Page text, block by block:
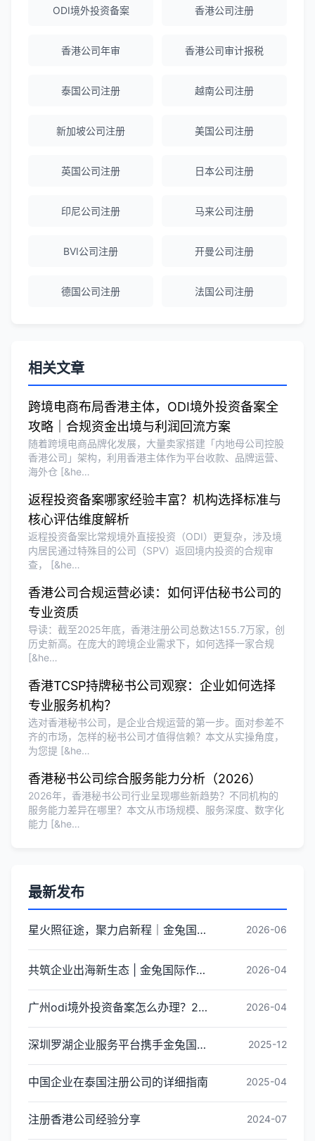
陈经理 ★★★★★
Emma Zhang ★★★★★
越南公司注册全程指导，文件准备非常专
泰国公司注册和银行开户服务高效，推
刘总
泰国BOI申请+建厂规划一站式服务，完
美！
Olivia Wang ★★★★★
香港公司注册和审计服务专业高效，非常
ODI境外投资备案 香港公司注册
香港公司年审 香港公司审计报税
泰国公司注册 越南公司注册
新加坡公司注册 美国公司注册
英国公司注册 日本公司注册
印尼公司注册 马来公司注册
BVI公司注册 开曼公司注册
德国公司注册 法国公司注册
相关文章
跨境电商布局香港主体，ODI境外投资备案全
攻略｜合规资金出境与利润回流方案
随着跨境电商品牌化发展，大量卖家搭建「内地母公司控股
香港公司」架构，利用香港主体作为平台收款、品牌运营、
海外仓 [&he…
返程投资备案哪家经验丰富？机构选择标准与
核心评估维度解析
返程投资备案比常规境外直接投资（ODI）更复杂，涉及境
内居民通过特殊目的公司（SPV）返回境内投资的合规审
查， [&he…
香港公司合规运营必读：如何评估秘书公司的
专业资质
导读：截至2025年底，香港注册公司总数达155.7万家，创
历史新高。在庞大的跨境企业需求下，如何选择一家合规
[&he…
香港TCSP持牌秘书公司观察：企业如何选择
专业服务机构？
选对香港秘书公司，是企业合规运营的第一步。面对参差不
齐的市场，怎样的秘书公司才值得信赖？本文从实操角度，
为您提 [&he…
香港秘书公司综合服务能力分析（2026）
2026年，香港秘书公司行业呈现哪些新趋势？不同机构的
服务能力差异在哪里？本文从市场规模、服务深度、数字化
能力 [&he…
最新发布
星火照征途，聚力启新程｜金兔国际井冈山红色研学团建圆满收官 2026-06
共筑企业出海新生态 | 金兔国际作为代表单位亮相宝安区出海服务中心揭牌仪式 2026-04
广州odi境外投资备案怎么办理？2026年最新流程详解 2026-04
深圳罗湖企业服务平台携手金兔国际ODI备案专家,共建跨境出海全链条服务新生态 2025-12
中国企业在泰国注册公司的详细指南 2025-04
注册香港公司经验分享 2024-07